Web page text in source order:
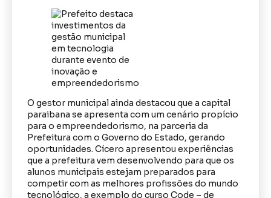
O gestor municipal ainda destacou que a capital
paraibana se apresenta com um cenário propício
para o empreendedorismo, na parceria da
Prefeitura com o Governo do Estado, gerando
oportunidades. Cícero apresentou experiências
que a prefeitura vem desenvolvendo para que os
alunos municipais estejam preparados para
competir com as melhores profissões do mundo
tecnológico, a exemplo do curso Code – de